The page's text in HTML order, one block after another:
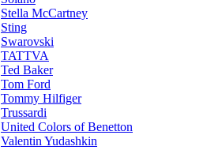
Stella McCartney
Sting
Swarovski
TATTVA
Ted Baker
Tom Ford
Tommy Hilfiger
Trussardi
United Colors of Benetton
Valentin Yudashkin